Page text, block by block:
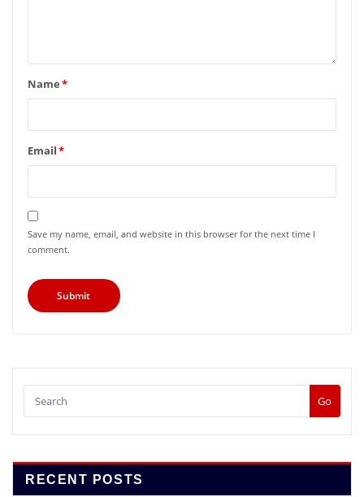
Name*
Email*
Save my name, email, and website in this browser for the next time I
comment.
Go
RECENT POSTS